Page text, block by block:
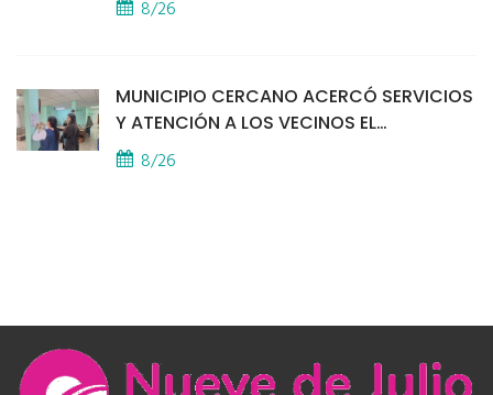
8/26
MUNICIPIO CERCANO ACERCÓ SERVICIOS
Y ATENCIÓN A LOS VECINOS EL
PROVINCIAL
8/26